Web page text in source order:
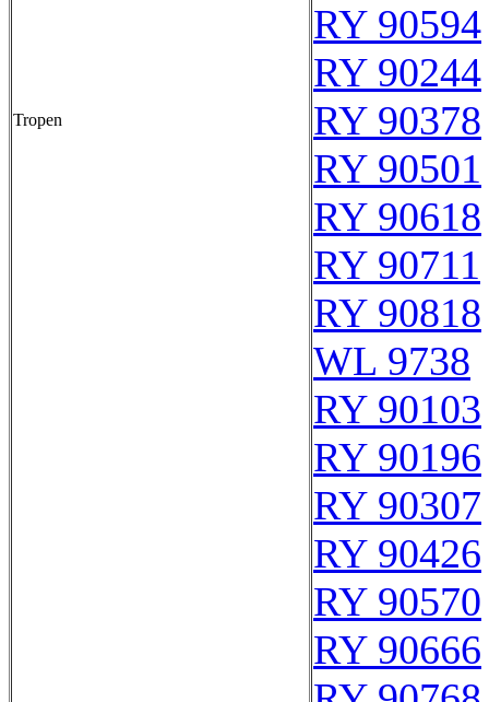
Tropen
RY 90594
RY 90244
RY 90378
RY 90501
RY 90618
RY 90711
RY 90818
WL 9738
RY 90103
RY 90196
RY 90307
RY 90426
RY 90570
RY 90666